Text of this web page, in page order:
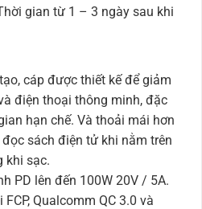
gian từ 1 – 3 ngày sau khi
cáp được thiết kế để giảm
điện thoại thông minh, đặc
hạn chế. Và thoải mái hơn
sách điện tử khi nằm trên
khi sạc.
PD lên đến 100W 20V / 5A.
Qualcomm QC 3.0 và